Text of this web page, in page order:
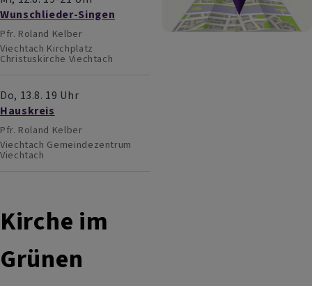
Wunschlieder-Singen
Pfr. Roland Kelber
Viechtach Kirchplatz
Christuskirche Viechtach
Do, 13.8. 19 Uhr
Hauskreis
Pfr. Roland Kelber
Viechtach Gemeindezentrum
Viechtach
Kirche im
Grünen